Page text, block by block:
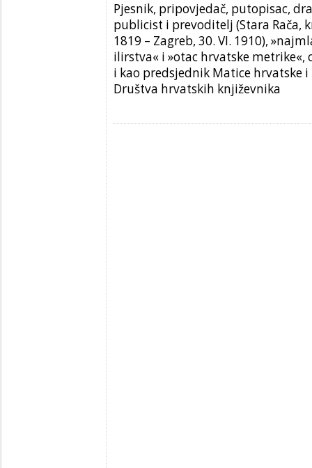
Pjesnik, pripovjedač, putopisac,
publicist i prevoditelj (Stara Rača,
1819 – Zagreb, 30. VI. 1910),
ilirstva« i »otac hrvatske metrike«,
i kao predsjednik Matice hrvatske
Društva hrvatskih književnika